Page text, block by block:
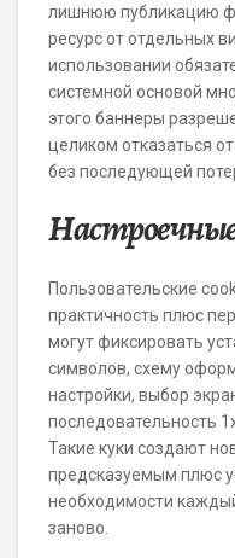
лишнюю публикацию
ресурс от отдельных
использовании
системной основой
этого баннеры
целиком отказаться
без последующей
Пользовательские
практичность плюс
могут фиксировать
символов, схему
настройки, выбор
последовательность
Такие куки создают
предсказуемым плюс
необходимости
заново.